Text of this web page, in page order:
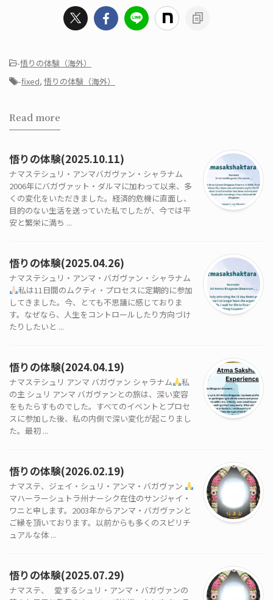
-悟りの体験（海外）
-fixed, 悟りの体験（海外）
Read more
悟りの体験(2025.10.11)
ナマステシュリ・アンマバガヴァン・シャラナム
2006年にバガヴァット・ダルマに加わって以来、多
くの変化をいただきました。経済的危機に直面し、
目的のない生活を送っていた私でしたが、今では平
安と繁栄に満ち ...
悟りの体験(2025.04.26)
ナマステシュリ・アンマ・バガヴァン・シャラナム
私は11日間のムクティ・プロセスに定期的に参加
してきました。今、とても不思議に感じておりま
す。なぜなら、人生をコントロールしたり方向づけ
たりしたいと ...
悟りの体験(2024.04.19)
ナマステシュリ アンマ バガヴァン シャラナム
私
の主 シュリ アンマ バガヴァンとの旅は、深い変容
をもたらすものでした。すべてのイベントとプロセ
スに参加した後、私の内側で深い変化が起こりまし
た。最初 ...
悟りの体験(2026.02.19)
ナマステ、ジェイ・シュリ・アンマ・バガヴァン
マハーラーシュトラ州ナーシク在住のサンジャイ・
ワニと申します。2003年からアンマ・バガヴァンと
ご縁を頂いております。以前からも多くのスピリチ
ュアルな体 ...
悟りの体験(2025.07.29)
ナマステ、 愛するシュリ・アンマ・バガヴァンの